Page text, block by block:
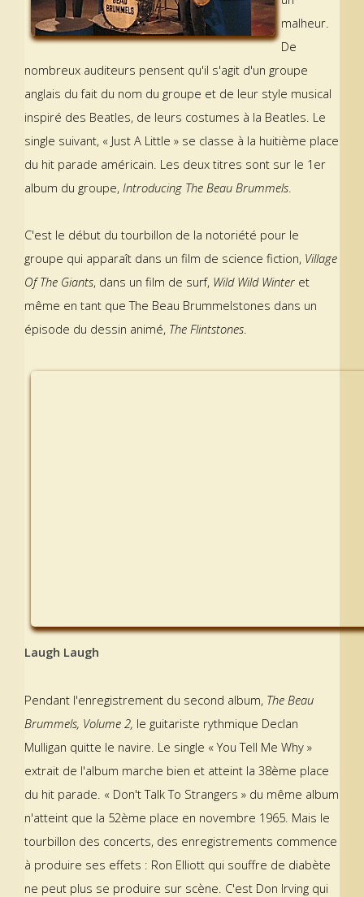
malheur.
De
nombreux auditeurs pensent qu'il s'agit d'un groupe
anglais du fait du nom du groupe et de leur style musical
inspiré des Beatles, de leurs costumes à la Beatles. Le
single suivant, « Just A Little » se classe à la huitième place
du hit parade américain. Les deux titres sont sur le 1er
album du groupe, Introducing The Beau Brummels
C'est le début du tourbillon de la notoriété pour le
groupe qui apparaît dans un film de science fiction, Village
Of The Giants, dans un film de surf, Wild Wild Winter et
même en tant que The Beau Brummelstones dans un
épisode du dessin animé, The Flintstones.
Laugh Laugh
Pendant l'enregistrement du second album, The Beau
Brummels, Volume 2, le guitariste rythmique Declan
Mulligan quitte le navire. Le single « You Tell Me Why »
extrait de l'album marche bien et atteint la 38ème place
du hit parade. « Don't Talk To Strangers » du même album
n'atteint que la 52ème place en novembre 1965. Mais le
tourbillon des concerts, des enregistrements commence
à produire ses effets : Ron Elliott qui souffre de diabète
ne peut plus se produire sur scène. C'est Don Irving qui